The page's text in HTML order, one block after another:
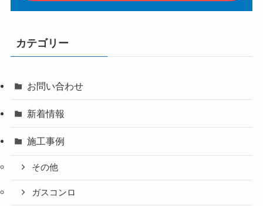
カテゴリー
お問い合わせ
新着情報
施工事例
その他
ガスコンロ